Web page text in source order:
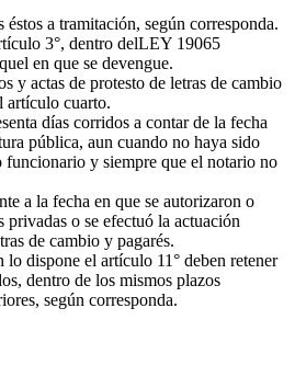
a tramitación, según corresponda.
3°, dentro delLEY 19065
en que se devengue.
y actas de protesto de letras de cambio
artículo cuarto.
días corridos a contar de la fecha
pública, aun cuando no haya sido
funcionario y siempre que el notario no
a la fecha en que se autorizaron o
o se efectuó la actuación
de cambio y pagarés.
dispone el artículo 11° deben retener
dentro de los mismos plazos
según corresponda.